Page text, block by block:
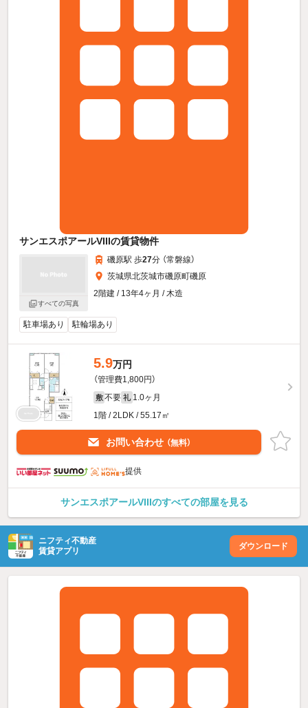
サンエスポアールVIIIの賃貸物件
すべての写真
磯原駅 歩27分 （常磐線）
茨城県北茨城市磯原町磯原
2階建 / 13年4ヶ月 / 木造
駐車場あり 駐輪場あり
5.9万円
（管理費1,800円）
敷 不要 礼 1.0ヶ月
1階 / 2LDK / 55.17㎡
お問い合わせ （無料）
提供
サンエスポアールVIIIのすべての部屋を見る
ニフティ不動産
賃貸アプリ
ダウンロード